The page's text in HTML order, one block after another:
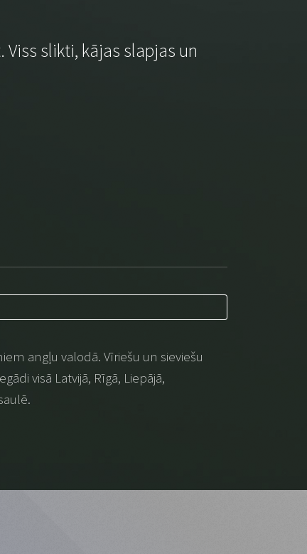
Viss slikti, kājas slapjas un
angļu valodā. Vīriešu un sieviešu
visā Latvijā, Rīgā, Liepājā,